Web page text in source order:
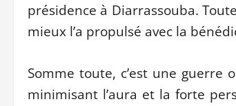
présidence à Diarrassouba.
mieux l’a propulsé avec la
Somme toute, c’est une guerre
minimisant l’aura et la forte